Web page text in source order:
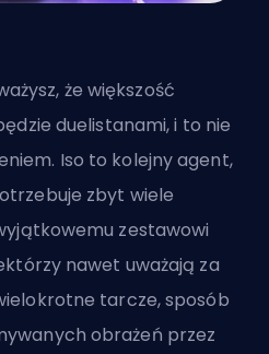
że większość
duelistanami, i to nie
Iso to kolejny agent,
zbyt wiele
zestawowi
nawet uważają za
tarcze, sposób
obrażeń przez